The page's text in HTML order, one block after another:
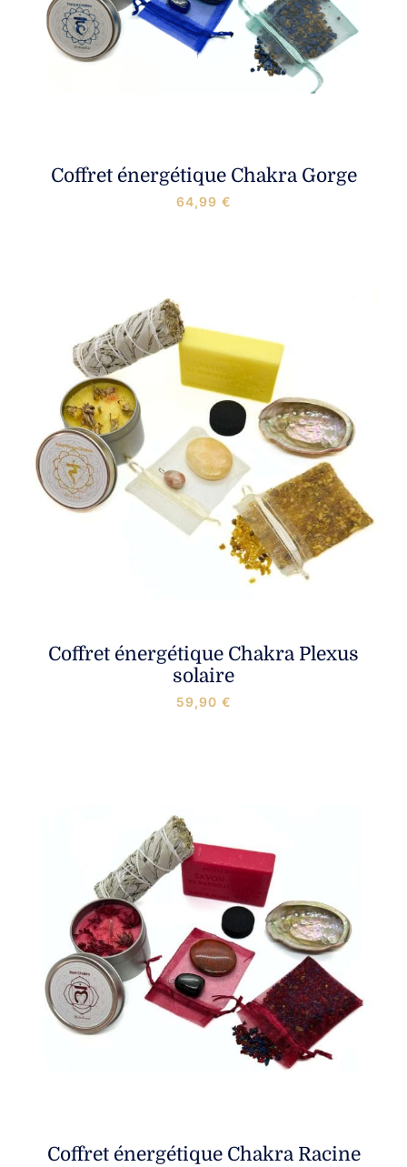
Coffret énergétique Chakra Gorge
64,99 €
Coffret énergétique Chakra Plexus
solaire
59,90 €
Coffret énergétique Chakra Racine